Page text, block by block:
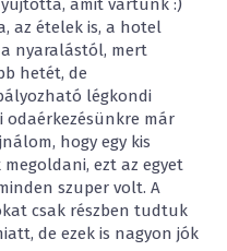
amit vártunk :)
az ételek is, a hotel
nyaralástól, mert
hetét, de
légkondi
már
hogy egy kis
ezt az egyet
szuper volt. A
csak részben tudtuk
de ezek is nagyon jók